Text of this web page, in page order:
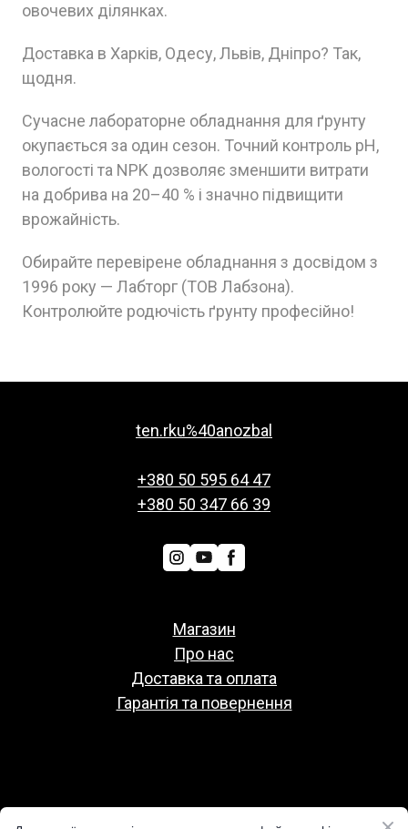
овочевих ділянках.
Доставка в Харків, Одесу, Львів, Дніпро? Так,
щодня.
Сучасне лабораторне обладнання для ґрунту
окупається за один сезон. Точний контроль pH,
вологості та NPK дозволяє зменшити витрати
на добрива на 20–40 % і значно підвищити
врожайність.
Обирайте перевірене обладнання з досвідом з
1996 року — Лабторг (ТОВ Лабзона).
Контролюйте родючість ґрунту професійно!
ten.rku%40anozbal
+380 50 595 64 47
+380 50 347 66 39
Магазин
Про нас
Доставка та оплата
Гарантія та повернення
Политіка конфіденційності